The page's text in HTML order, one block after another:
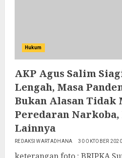
Hukum
AKP Agus Salim
Lengah, Masa
Bukan Alasan Tidak
Peredaran Narkoba,
Lainnya
REDAKSI WARTADHANA 30 OKTOBER 2020